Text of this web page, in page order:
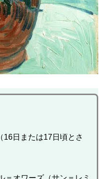
日または17日頃とさ